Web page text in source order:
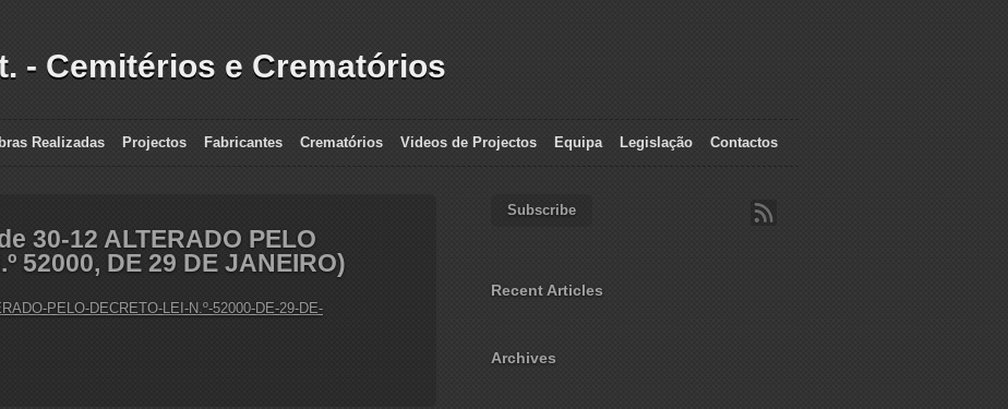
- Cemitérios e Crematórios
Realizadas Projectos Fabricantes Crematórios Videos de Projectos Equipa Legislação Contactos
30-12 ALTERADO PELO
52000, DE 29 DE JANEIRO)
PELO-DECRETO-LEI-N.º-52000-DE-29-DE-
Subscribe
Recent Articles
Archives